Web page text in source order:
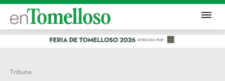
Tribuna